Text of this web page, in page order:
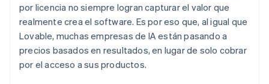
por licencia no siempre logran capturar el valor que
realmente crea el software. Es por eso que, al igual que
Lovable, muchas empresas de IA están pasando a
precios basados en resultados, en lugar de solo cobrar
por el acceso a sus productos.